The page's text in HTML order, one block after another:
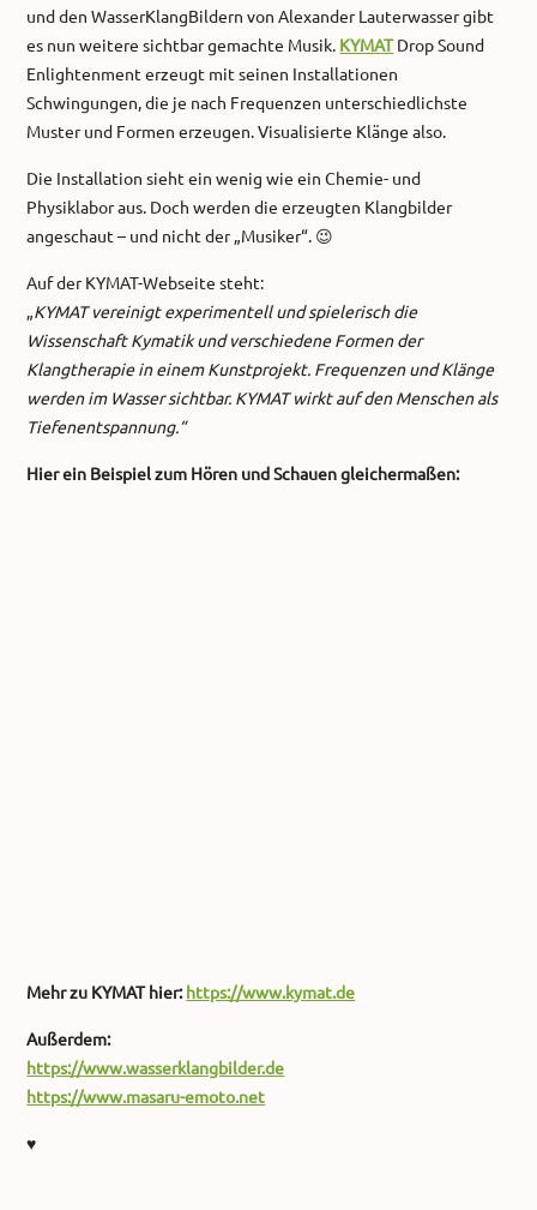
und den WasserKlangBildern von Alexander Lauterwasser gibt
es nun weitere sichtbar gemachte Musik. KYMATDrop Sound
Enlightenment erzeugt mit seinen Installationen
Schwingungen, die je nach Frequenzen unterschiedlichste
Muster und Formen erzeugen. Visualisierte Klänge also.
Die Installation sieht ein wenig wie ein Chemie- und
Physiklabor aus. Doch werden die erzeugten Klangbilder
angeschaut – und nicht der „Musiker“. 😉
Auf der KYMAT-Webseite steht:
„KYMAT vereinigt experimentell und spielerisch die
Wissenschaft Kymatik und verschiedene Formen der
Klangtherapie in einem Kunstprojekt. Frequenzen und Klänge
werden im Wasser sichtbar. KYMAT wirkt auf den Menschen als
Tiefenentspannung.“
Hier ein Beispiel zum Hören und Schauen gleichermaßen:
Mehr zu KYMAT hier:https://www.kymat.de
Außerdem:
https://www.wasserklangbilder.de
https://www.masaru-emoto.net
♥